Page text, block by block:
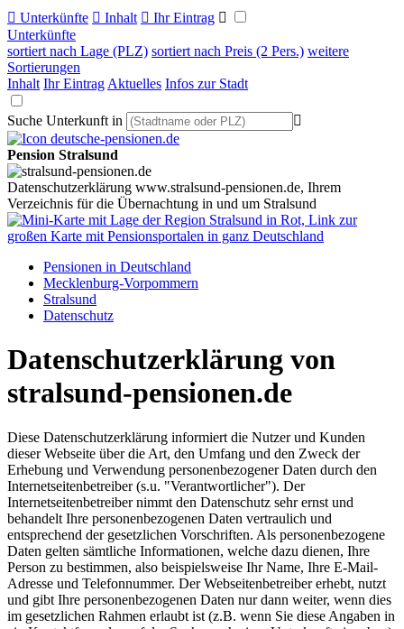
 Unterkünfte  Inhalt  Ihr Eintrag 
Unterkünfte
sortiert nach Lage (PLZ) sortiert nach Preis (2 Pers.) weitere
Sortierungen
Inhalt Ihr Eintrag Aktuelles Infos zur Stadt
Suche Unterkunft in 
Pension Stralsund
Datenschutzerklärung www.stralsund-pensionen.de, Ihrem
Verzeichnis für die Übernachtung in und um Stralsund
Pensionen in Deutschland
Mecklenburg-Vorpommern
Stralsund
Datenschutz
Datenschutzerklärung von
stralsund-pensionen.de
Diese Datenschutzerklärung informiert die Nutzer und Kunden
dieser Webseite über die Art, den Umfang und den Zweck der
Erhebung und Verwendung personenbezogener Daten durch den
Internetseitenbetreiber (s.u. "Verantwortlicher"). Der
Internetseitenbetreiber nimmt den Datenschutz sehr ernst und
behandelt Ihre personenbezogenen Daten vertraulich und
entsprechend der gesetzlichen Vorschriften. Als personenbezogene
Daten gelten sämtliche Informationen, welche dazu dienen, Ihre
Person zu bestimmen, also beispielsweise Ihr Name, Ihre E-Mail-
Adresse und Telefonnummer. Der Webseitenbetreiber erhebt, nutzt
und gibt Ihre personenbezogenen Daten nur dann weiter, wenn dies
im gesetzlichen Rahmen erlaubt ist (z.B. wenn Sie diese Angaben in